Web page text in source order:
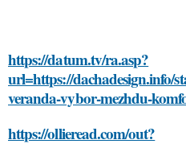
https://datum.tv/ra.asp?
url=https://dachadesign.info/
veranda-vybor-mezhdu-
https://ollieread.com/out?